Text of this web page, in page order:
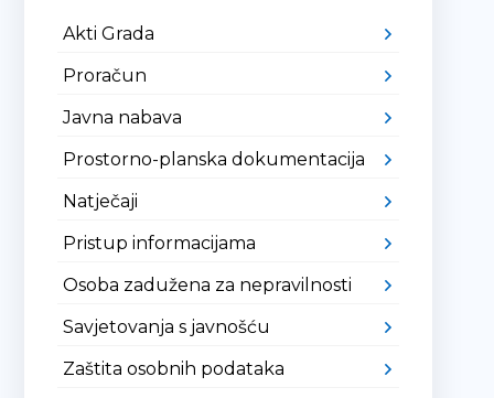
Akti Grada
Proračun
Javna nabava
Prostorno-planska dokumentacija
Natječaji
Pristup informacijama
Osoba zadužena za nepravilnosti
Savjetovanja s javnošću
Zaštita osobnih podataka